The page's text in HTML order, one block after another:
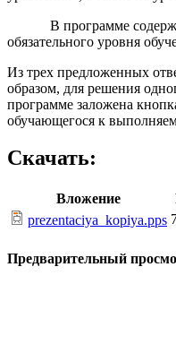
В программе
обязательного уровня
Из трех предложенных
образом, для решения
программе заложена
обучающегося к
Скачать:
Вложение
prezentaciya_kopiya.pps
Предварительный